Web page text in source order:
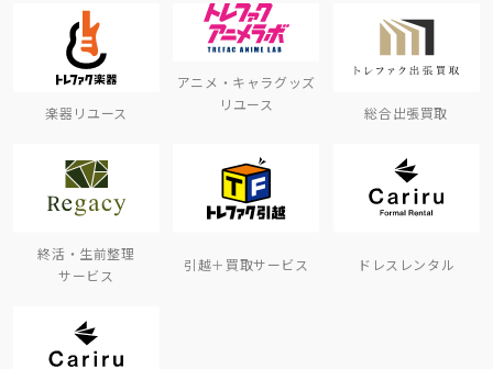
楽器リユース
アニメ・キャラグッズ
リユース
総合出張買取
終活・生前整理
サービス
引越＋買取サービス ドレスレンタル